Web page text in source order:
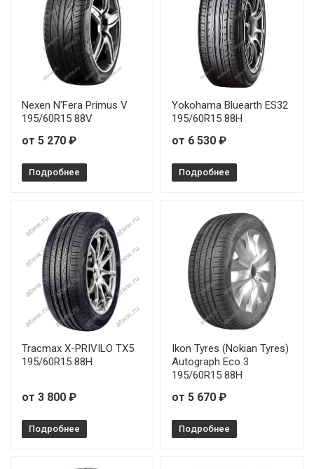
Nexen N'Fera Primus V
195/60R15 88V
от 5 270 ₽
Подробнее
Yokohama Bluearth ES32
195/60R15 88H
от 6 530 ₽
Подробнее
Tracmax X-PRIVILO TX5
195/60R15 88H
от 3 800 ₽
Подробнее
Ikon Tyres (Nokian Tyres)
Autograph Eco 3
195/60R15 88H
от 5 670 ₽
Подробнее